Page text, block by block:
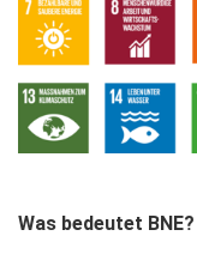
Was bedeutet BNE?